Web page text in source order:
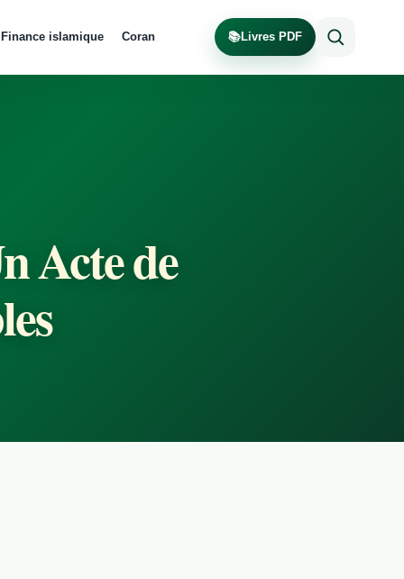
Finance islamique Coran 📚Livres PDF
Acte de